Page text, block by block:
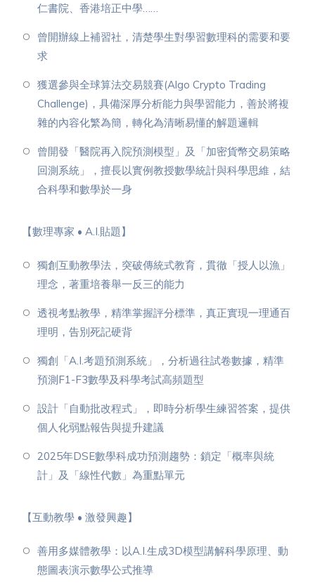
仁書院、香港培正中學……
⁠曾開辦線上補習社，清楚學生對學習數理科的需要和要
求
⁠獲選參與全球算法交易競賽(Algo Crypto Trading
Challenge)，具備深厚分析能力與學習能力，善於將複
雜的內容化繁為簡，轉化為清晰易懂的解題邏輯
⁠曾開發「醫院再入院預測模型」及「加密貨幣交易策略
回測系統」，擅長以實例教授數學統計與科學思維，結
合科學和數學於一身
【數理專家 • A.I.貼題】
獨創互動教學法，突破傳統式教育，貫徹「授人以漁」
理念，著重培養舉一反三的能力
透視考點教學，精準掌握評分標準，真正實現一理通百
理明，告別死記硬背
獨創「A.I.考題預測系統」，分析過往試卷數據，精準
預測F1-F3數學及科學考試高頻題型
設計「自動批改程式」，即時分析學生練習答案，提供
個人化弱點報告與提升建議
2025年DSE數學科成功預測趨勢：鎖定「概率與統
計」及「線性代數」為重點單元
【互動教學 • 激發興趣】
善用多媒體教學：以A.I.生成3D模型講解科學原理、動
態圖表演示數學公式推導